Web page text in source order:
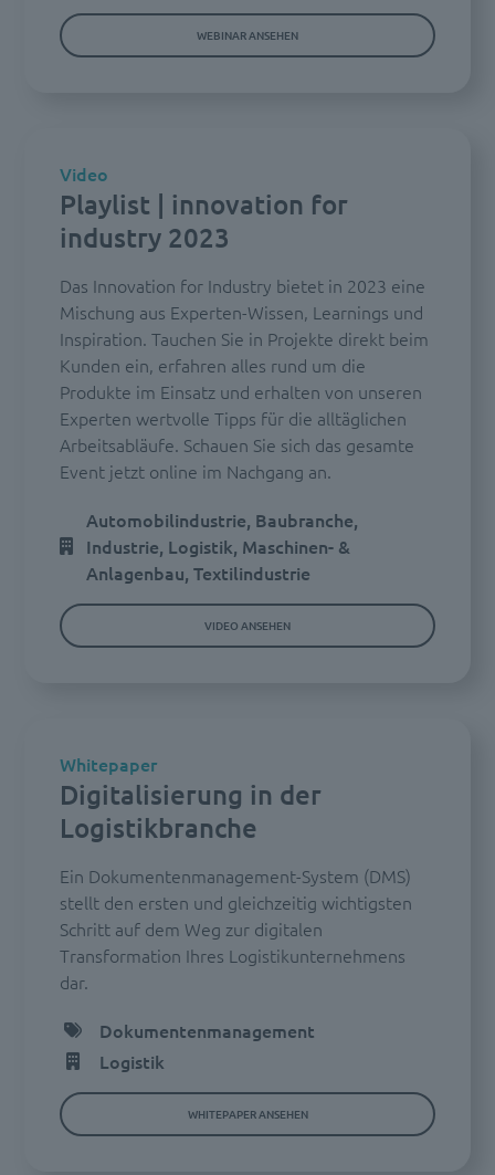
WEBINAR ANSEHEN
Playlist | innovation for
industry 2023
Video
Das Innovation for Industry bietet in 2023 eine
Mischung aus Experten-Wissen, Learnings und
Inspiration. Tauchen Sie in Projekte direkt beim
Kunden ein, erfahren alles rund um die
Produkte im Einsatz und erhalten von unseren
Experten wertvolle Tipps für die alltäglichen
Arbeitsabläufe. Schauen Sie sich das gesamte
Event jetzt online im Nachgang an.
Automobilindustrie, Baubranche,
Industrie, Logistik, Maschinen- &
Anlagenbau, Textilindustrie
VIDEO ANSEHEN
Digitalisierung in der
Logistikbranche
Whitepaper
Ein Dokumentenmanagement-System (DMS)
stellt den ersten und gleichzeitig wichtigsten
Schritt auf dem Weg zur digitalen
Transformation Ihres Logistikunternehmens
dar.
Dokumentenmanagement
Logistik
WHITEPAPER ANSEHEN